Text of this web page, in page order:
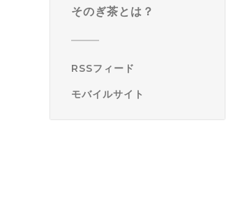
そのぎ茶とは？
RSSフィード
モバイルサイト